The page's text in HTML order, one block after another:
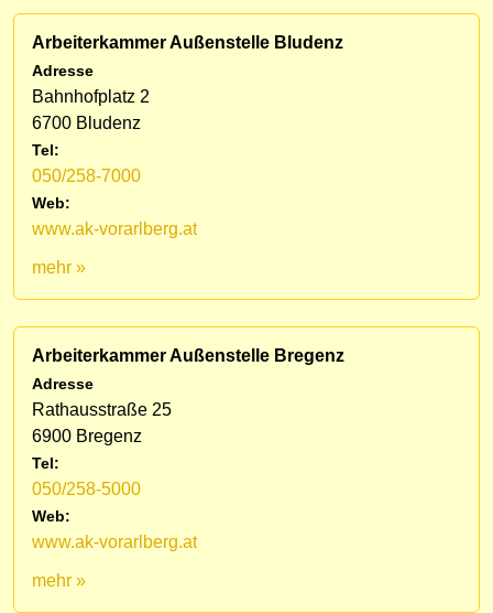
Arbeiterkammer Außenstelle Bludenz
Adresse
Bahnhofplatz 2
6700 Bludenz
Tel:
050/258-7000
Web:
www.ak-vorarlberg.at
mehr »
Arbeiterkammer Außenstelle Bregenz
Adresse
Rathausstraße 25
6900 Bregenz
Tel:
050/258-5000
Web:
www.ak-vorarlberg.at
mehr »